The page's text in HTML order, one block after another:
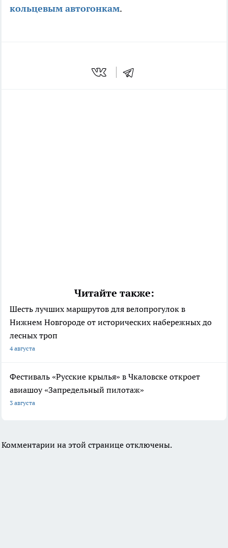
кольцевым автогонкам.
Читайте также:
Шесть лучших маршрутов для велопрогулок в
Нижнем Новгороде от исторических набережных до
лесных троп
4 августа
Фестиваль «Русские крылья» в Чкаловске откроет
авиашоу «Запредельный пилотаж»
3 августа
Комментарии на этой странице отключены.